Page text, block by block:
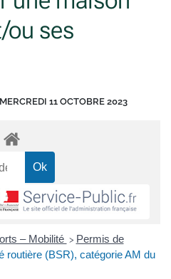
ses
MERCREDI 11 OCTOBRE 2023
– Mobilité > Permis de
routière (BSR), catégorie AM du